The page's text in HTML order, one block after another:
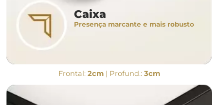
Caixa
Presença marcante e mais robusto
Frontal: 2cm| Profund.: 3cm